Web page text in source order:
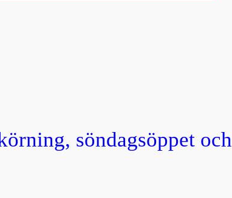
söndagsöppet och